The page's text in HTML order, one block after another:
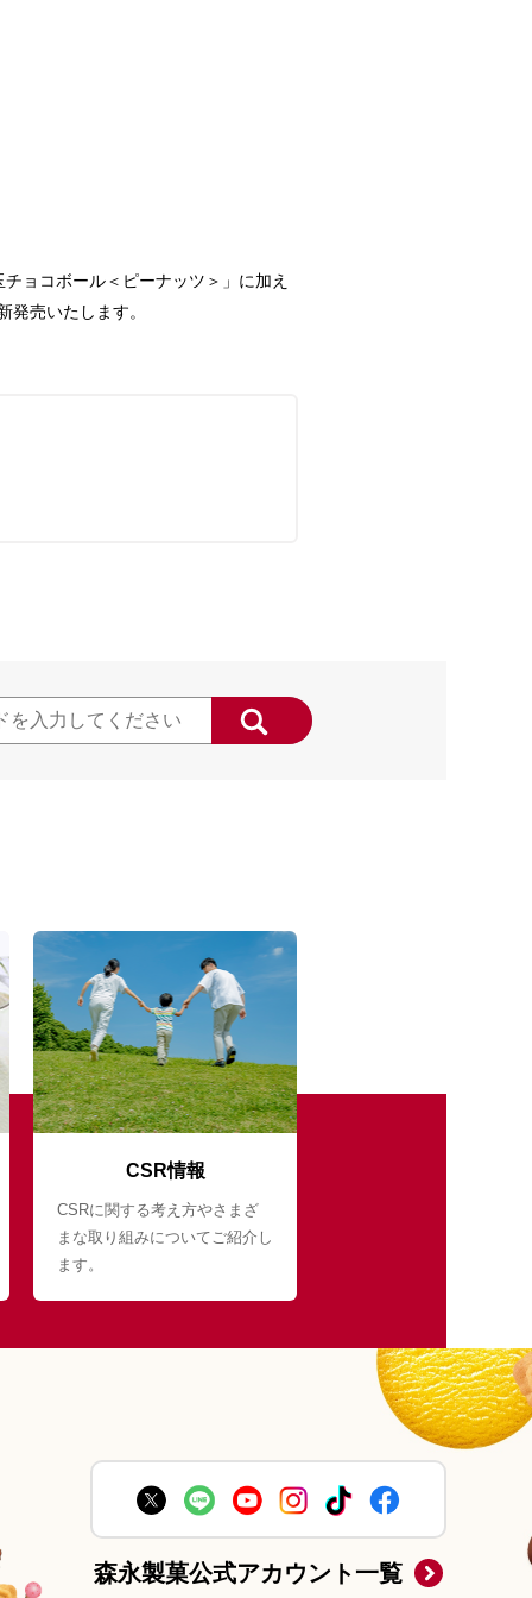
ョコボール＜ピーナッツ＞」に加え
売いたします。
CSR情報
CSRに関する考え方やさまざ
まな取り組みについてご紹介し
ます。
森永製菓公式アカウント一覧